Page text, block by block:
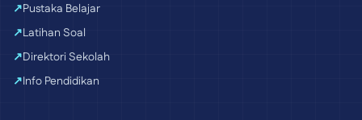
Pustaka Belajar
Latihan Soal
Direktori Sekolah
Info Pendidikan